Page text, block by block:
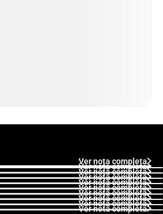
Ver nota completa
Ver nota completa
Ver nota completa
Ver nota completa
Ver nota completa
Ver nota completa
Ver nota completa
Ver nota completa
Ver nota completa
Ver nota completa